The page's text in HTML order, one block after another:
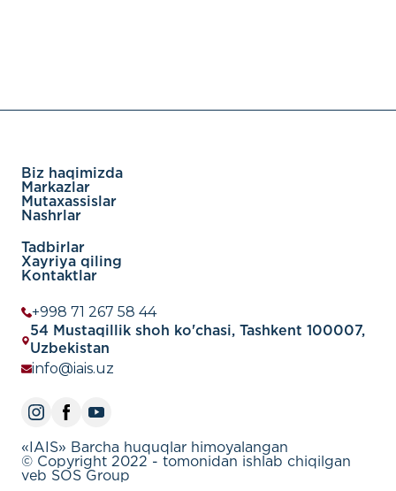
Biz haqimizda
Markazlar
Mutaxassislar
Nashrlar
Tadbirlar
Xayriya qiling
Kontaktlar
+998 71 267 58 44
54 Mustaqillik shoh ko'chasi, Tashkent 100007,
Uzbekistan
info@iais.uz
«IAIS» Barcha huquqlar himoyalangan
© Copyright 2022 - tomonidan ishlab chiqilgan
veb SOS Group